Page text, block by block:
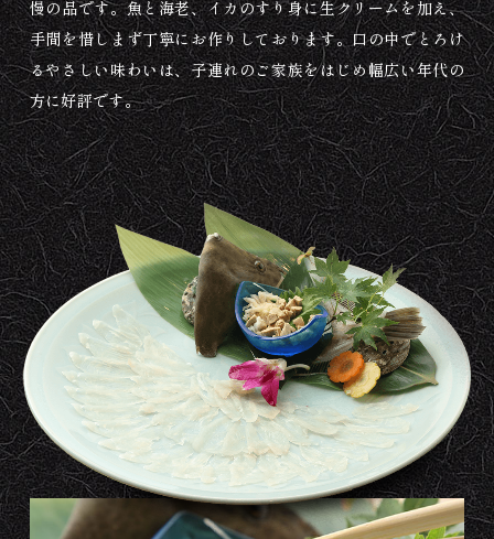
慢の品です。魚と海老、イカのすり身に生クリームを加え、
手間を惜しまず丁寧にお作りしております。口の中でとろけ
るやさしい味わいは、子連れのご家族をはじめ幅広い年代の
方に好評です。